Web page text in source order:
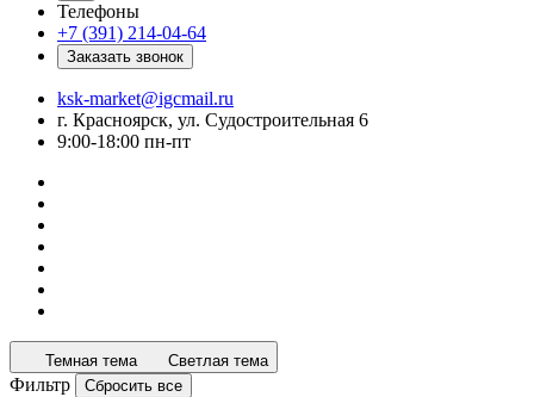
Телефоны
+7 (391) 214-04-64
Заказать звонок
ksk-market@igcmail.ru
г. Красноярск, ул. Судостроительная 6
9:00-18:00 пн-пт
Темная тема Светлая тема
Фильтр Сбросить все